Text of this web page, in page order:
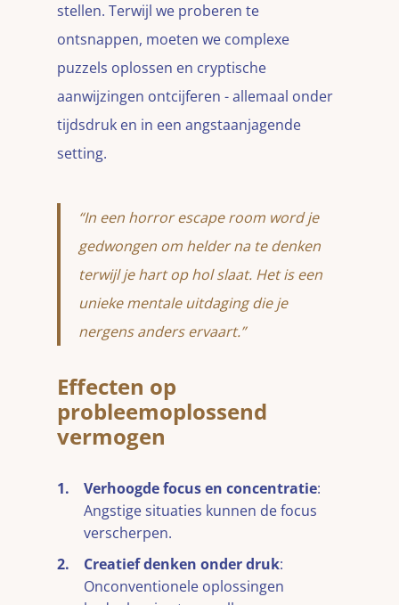
stellen. Terwijl we proberen te
ontsnappen, moeten we complexe
puzzels oplossen en cryptische
aanwijzingen ontcijferen - allemaal onder
tijdsdruk en in een angstaanjagende
setting.
“In een horror escape room word je
gedwongen om helder na te denken
terwijl je hart op hol slaat. Het is een
unieke mentale uitdaging die je
nergens anders ervaart.”
Effecten op
probleemoplossend
vermogen
Verhoogde focus en concentratie:
Angstige situaties kunnen de focus
verscherpen.
Creatief denken onder druk:
Onconventionele oplossingen